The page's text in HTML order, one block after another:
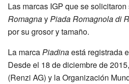
Las marcas IGP que se solicitaron
RomagnayPiada Romagnola di
por su grosor y tamaño.
La marcaPiadinaestá registrada
Desde el 18 de diciembre de
(Renzi AG) y la Organización